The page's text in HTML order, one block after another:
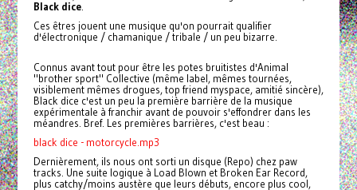
Black dice.
Ces êtres jouent une musique qu'on pourrait qualifier
d'électronique / chamanique / tribale / un peu bizarre.
Connus avant tout pour être les potes bruitistes d'Animal
"brother sport" Collective (même label, mêmes tournées,
visiblement mêmes drogues, top friend myspace, amitié sincère),
Black dice c'est un peu la première barrière de la musique
expérimentale à franchir avant de pouvoir s'effondrer dans les
méandres. Bref. Les premières barrières, c'est beau :
black dice - motorcycle.mp3
Dernièrement, ils nous ont sorti un disque (Repo) chez paw
tracks. Une suite logique à Load Blown et Broken Ear Record,
plus catchy/moins austère que leurs débuts, encore plus cool,